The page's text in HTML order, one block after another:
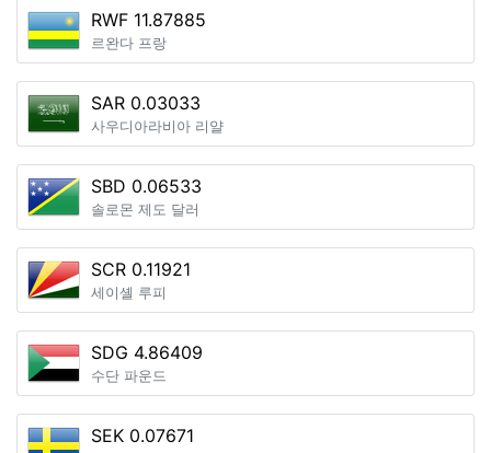
RWF 11.87885
르완다 프랑
SAR 0.03033
사우디아라비아 리얄
SBD 0.06533
솔로몬 제도 달러
SCR 0.11921
세이셸 루피
SDG 4.86409
수단 파운드
SEK 0.07671